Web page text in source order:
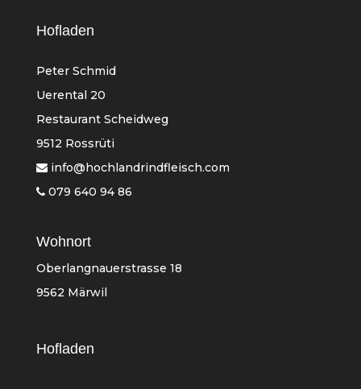
Hofladen
Peter Schmid
Uerental 20
Restaurant Scheidweg
9512 Rossrüti
info@hochlandrindfleisch.com
079 640 94 86
Wohnort
Oberlangnauerstrasse 18
9562 Märwil
Hofladen